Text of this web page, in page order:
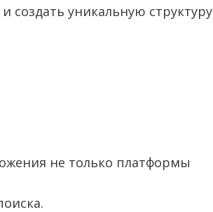
создать уникальную структуру
не только платформы